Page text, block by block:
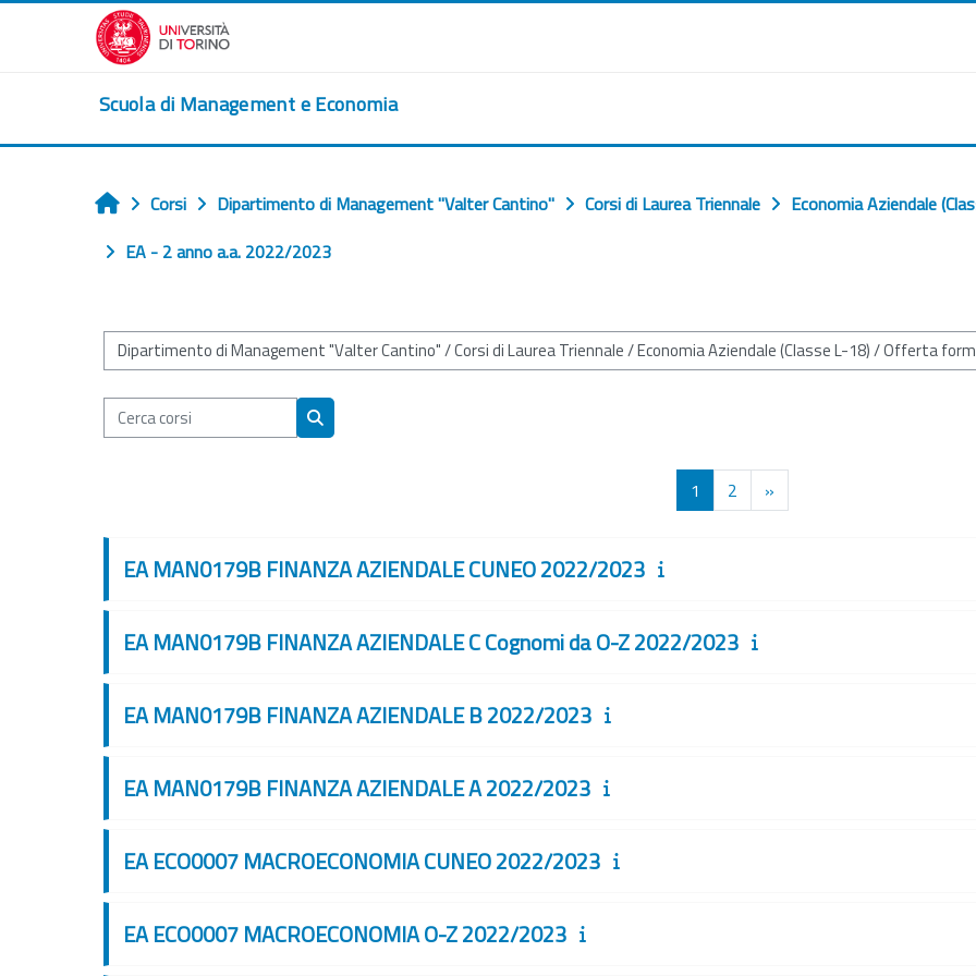
Vai al contenuto principale
Scuola di Management e Economia
Home
Corsi Dipartimento di Management "Valter Cantino" Corsi di Laurea Triennale
Economia Aziendale
EA - 2 anno a.a. 2022/2023
Categorie di corso
Cerca corsi
Cerca corsi
1 Pagina 1
2 Pagina 2
»Pagina successiva
EA MAN0179B FINANZA AZIENDALE CUNEO 2022/2023
EA MAN0179B FINANZA AZIENDALE C Cognomi da O-Z 2022/2023
EA MAN0179B FINANZA AZIENDALE B 2022/2023
EA MAN0179B FINANZA AZIENDALE A 2022/2023
EA ECO0007 MACROECONOMIA CUNEO 2022/2023
EA ECO0007 MACROECONOMIA O-Z 2022/2023